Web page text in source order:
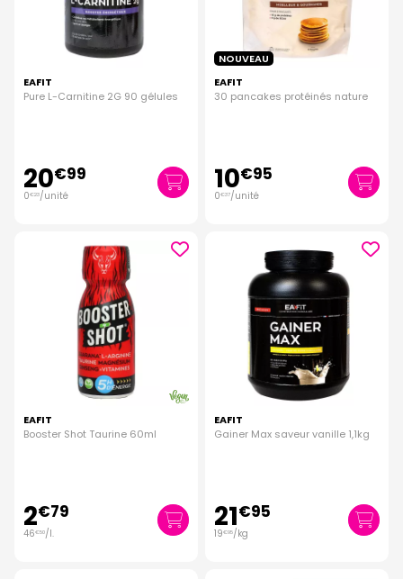
EAFIT
Pure L-Carnitine 2G 90 gélules
20€99
0€23/unité
NOUVEAU
EAFIT
30 pancakes protéinés nature
10€95
0€37/unité
EAFIT
Booster Shot Taurine 60ml
2€79
46€50/l.
EAFIT
Gainer Max saveur vanille 1,1kg
21€95
19€95/kg